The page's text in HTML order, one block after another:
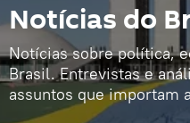
Notícias do
Notícias sobre política,
Brasil. Entrevistas e
assuntos que importam